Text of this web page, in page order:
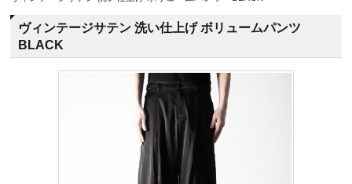
ヴィンテージサテン 洗い仕上げ ボリュームパンツ
BLACK